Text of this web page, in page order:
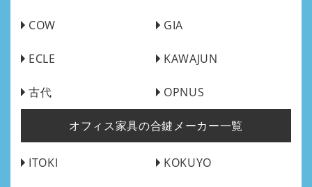
COW GIA
ECLE KAWAJUN
古代 OPNUS
オフィス家具の合鍵メーカー一覧
ITOKI KOKUYO